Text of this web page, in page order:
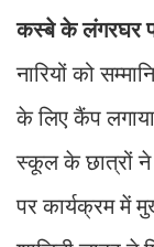
कस्बे के लंगरघर
नारियों को
के लिए कैंप
स्कूल के छात्रों ने
पर कार्यक्रम में